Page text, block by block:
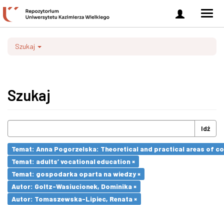
Zaloguj
się
Szukaj
Szukaj
Idź
Temat: Anna Pogorzelska: Theoretical and practical areas of
Temat: adults’ vocational education ×
Temat: gospodarka oparta na wiedzy ×
Autor: Goltz-Wasiucionek, Dominika ×
Autor: Tomaszewska-Lipiec, Renata ×